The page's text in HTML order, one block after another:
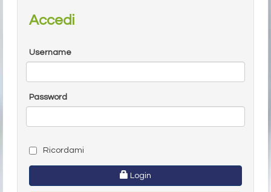
Accedi
Username
Password
Ricordami
Login